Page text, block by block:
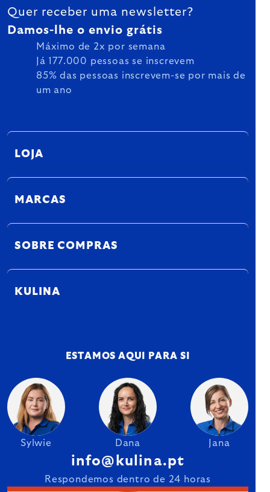
Quer receber uma newsletter?
Damos-lhe o envio grátis
Máximo de 2x por semana
Já 177.000 pessoas se inscrevem
85% das pessoas inscrevem-se por mais de
um ano
LOJA
MARCAS
SOBRE COMPRAS
KULINA
ESTAMOS AQUI PARA SI
Sylwie Dana Jana
info@kulina.pt
Respondemos dentro de 24 horas